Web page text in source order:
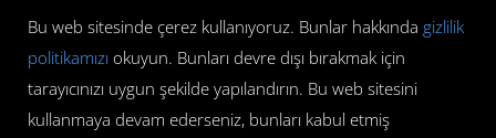
Bu web sitesinde çerez kullanıyoruz. Bunlar hakkında gizlilik
politikamızı okuyun. Bunları devre dışı bırakmak için
tarayıcınızı uygun şekilde yapılandırın. Bu web sitesini
kullanmaya devam ederseniz, bunları kabul etmiş